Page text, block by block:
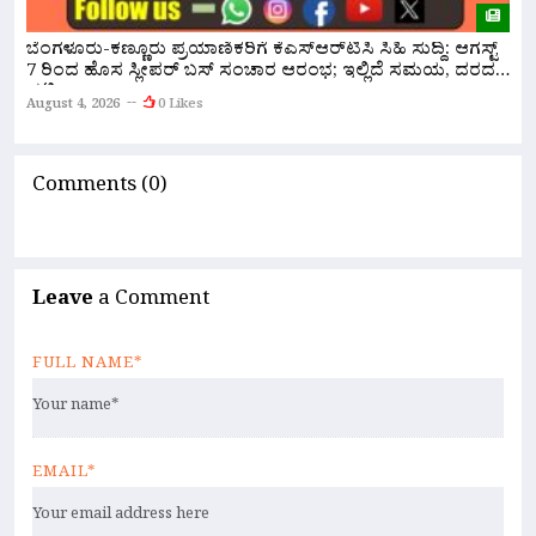
ಬೆಂಗಳೂರು-ಕಣ್ಣೂರು ಪ್ರಯಾಣಿಕರಿಗೆ ಕೆಎಸ್‌ಆರ್‌ಟಿಸಿ ಸಿಹಿ ಸುದ್ದಿ: ಆಗಸ್ಟ್
7 ರಿಂದ ಹೊಸ ಸ್ಲೀಪರ್ ಬಸ್ ಸಂಚಾರ ಆರಂಭ; ಇಲ್ಲಿದೆ ಸಮಯ, ದರದ
ಪಟ್ಟಿ!
August 4, 2026 0 Likes
Comments (0)
Leave a Comment
FULL NAME*
EMAIL*